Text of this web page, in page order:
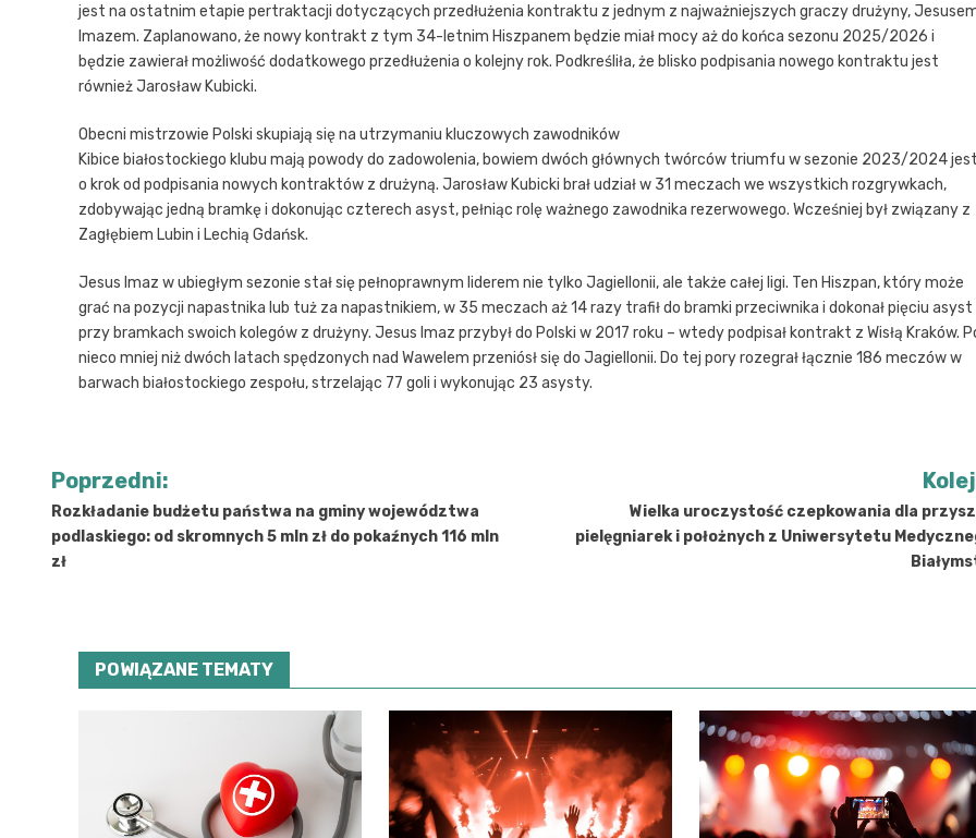
jest na ostatnim etapie pertraktacji dotyczących przedłużenia kontraktu z jednym z najważniejszych graczy drużyny,
Imazem. Zaplanowano, że nowy kontrakt z tym 34-letnim Hiszpanem będzie miał mocy aż do końca sezonu 2025/2026 i
będzie zawierał możliwość dodatkowego przedłużenia o kolejny rok. Podkreśliła, że blisko podpisania nowego kontraktu jest
również Jarosław Kubicki.
Obecni mistrzowie Polski skupiają się na utrzymaniu kluczowych zawodników
Kibice białostockiego klubu mają powody do zadowolenia, bowiem dwóch głównych twórców triumfu w sezonie 2023/2024
o krok od podpisania nowych kontraktów z drużyną. Jarosław Kubicki brał udział w 31 meczach we wszystkich rozgrywkach,
zdobywając jedną bramkę i dokonując czterech asyst, pełniąc rolę ważnego zawodnika rezerwowego. Wcześniej był związany z
Zagłębiem Lubin i Lechią Gdańsk.
Jesus Imaz w ubiegłym sezonie stał się pełnoprawnym liderem nie tylko Jagiellonii, ale także całej ligi. Ten Hiszpan, który może
grać na pozycji napastnika lub tuż za napastnikiem, w 35 meczach aż 14 razy trafił do bramki przeciwnika i dokonał pięciu asyst
przy bramkach swoich kolegów z drużyny. Jesus Imaz przybył do Polski w 2017 roku – wtedy podpisał kontrakt z Wisłą Kraków.
nieco mniej niż dwóch latach spędzonych nad Wawelem przeniósł się do Jagiellonii. Do tej pory rozegrał łącznie 186 meczów w
barwach białostockiego zespołu, strzelając 77 goli i wykonując 23 asysty.
Nawigacja
wpisu
Poprzedni:
Rozkładanie budżetu państwa na gminy województwa
podlaskiego: od skromnych 5 mln zł do pokaźnych 116 mln
zł
Wielka uroczystość czepkowania dla
pielęgniarek i położnych z Uniwersytetu
POWIĄZANE TEMATY